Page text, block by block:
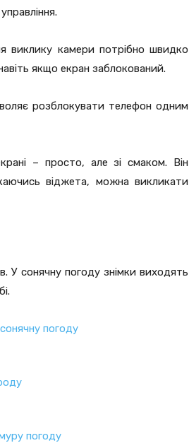
виклику камери потрібно швидко
якщо екран заблокований.
розблокувати телефон одним
– просто, але зі смаком. Він
віджета, можна викликати
У сонячну погоду знімки виходять